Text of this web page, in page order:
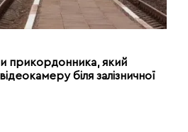
прикордонника, який
біля залізничної